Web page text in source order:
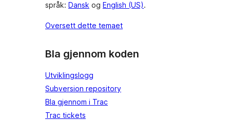
språk: Dansk og English (US).
Oversett dette temaet
Bla gjennom koden
Utviklingslogg
Subversion repository
Bla gjennom i Trac
Trac tickets